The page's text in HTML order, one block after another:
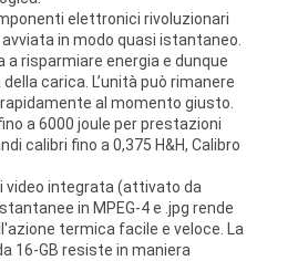
elettronici rivoluzionari
avviata in modo quasi istantaneo.
a risparmiare energia e dunque
carica. L’unità può rimanere
al momento giusto.
a 6000 joule per prestazioni
calibri fino a 0,375 H&H, Calibro
video integrata (attivato da
in MPEG-4 e .jpg rende
termica facile e veloce. La
16-GB resiste in maniera